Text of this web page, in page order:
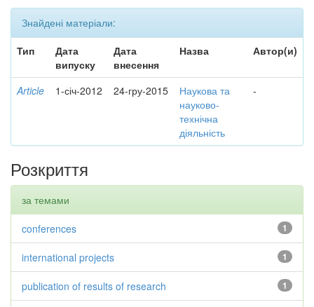
Знайдені матеріали:
Тип
Дата
випуску
Дата
внесення
Назва Автор(и)
Article 1-січ-2012 24-гру-2015
Наукова та
науково-
технічна
діяльність
-
Розкриття
за темами
1
conferences
1
international projects
1
publication of results of research